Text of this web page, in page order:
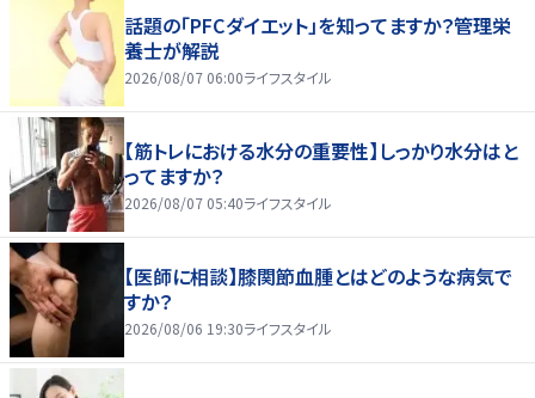
話題の「PFCダイエット」を知ってますか？管理栄
養士が解説
2026/08/07 06:00ライフスタイル
【筋トレにおける水分の重要性】しっかり水分はと
ってますか？
2026/08/07 05:40ライフスタイル
【医師に相談】膝関節血腫とはどのような病気で
すか？
2026/08/06 19:30ライフスタイル